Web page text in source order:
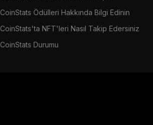
CoinStats Ödülleri Hakkında Bilgi Edinin
CoinStats'ta NFT'leri Nasıl Takip Edersiniz
CoinStats Durumu